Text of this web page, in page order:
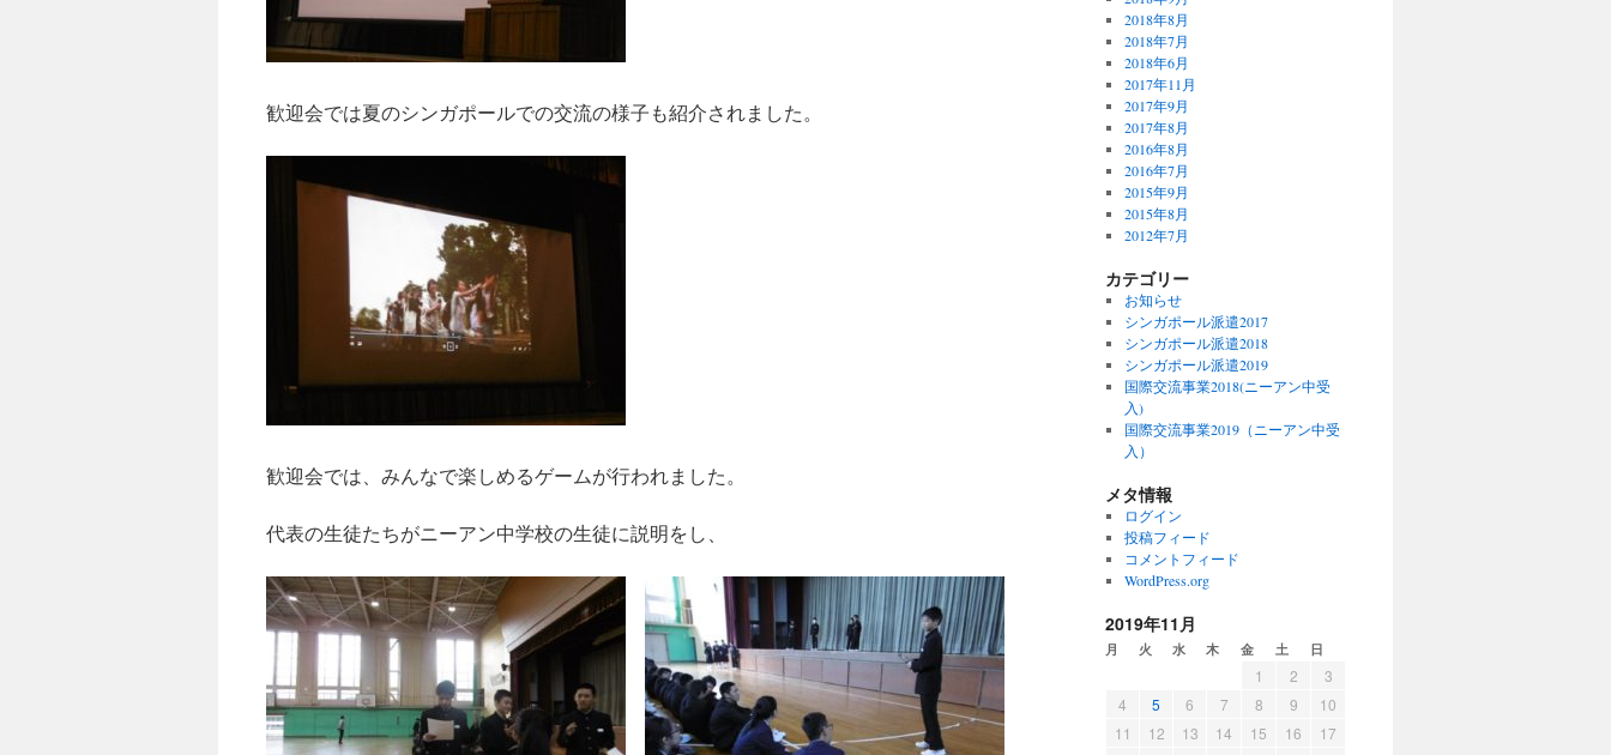
歓迎会では夏のシンガポールでの交流の様子も紹介されました。
歓迎会では、みんなで楽しめるゲームが行われました。
代表の生徒たちがニーアン中学校の生徒に説明をし、
2018年8月
2018年7月
2018年6月
2017年11月
2017年9月
2017年8月
2016年8月
2016年7月
2015年9月
2015年8月
2012年7月
カテゴリー
お知らせ
シンガポール派遣2017
シンガポール派遣2018
シンガポール派遣2019
国際交流事業2018(ニーアン中受
入)
国際交流事業2019（ニーアン中受
入）
メタ情報
ログイン
投稿フィード
コメントフィード
WordPress.org
2019年11月
月 火 水 木 金 土 日
1 2
3
4
5 6 7 8 9
10
11
12 13 14 15 16
17